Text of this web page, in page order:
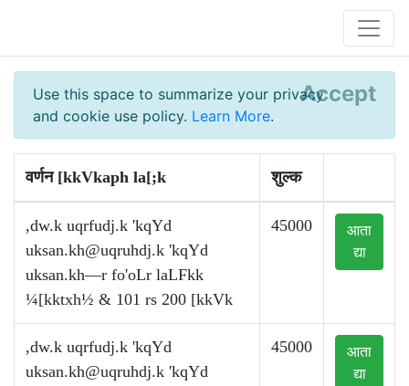
Use this space to summarize your privacy
and cookie use policy. Learn More.
Accept
वर्णन [kkVkaph la[;k शुल्क
,dw.k uqrfudj.k 'kqYd
uksan.kh@uqruhdj.k 'kqYd
uksan.kh—r fo'oLr laLFkk
¼[kktxh½ & 101 rs 200 [kkVk
45000
आता
द्या
,dw.k uqrfudj.k 'kqYd
uksan.kh@uqruhdj.k 'kqYd
45000
आता
द्या